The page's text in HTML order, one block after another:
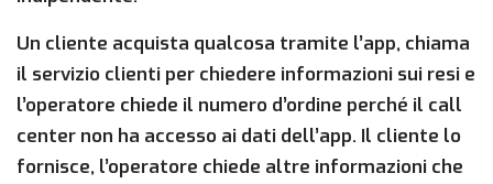
Un cliente acquista qualcosa tramite l’app, chiama
il servizio clienti per chiedere informazioni sui resi e
l’operatore chiede il numero d’ordine perché il call
center non ha accesso ai dati dell’app. Il cliente lo
fornisce, l’operatore chiede altre informazioni che